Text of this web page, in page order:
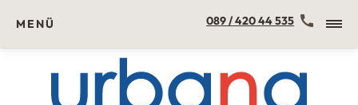
MENÜ
Kontakt 089 / 420 44 535